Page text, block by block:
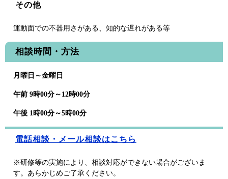
その他
運動面での不器用さがある、知的な遅れがある等
相談時間・方法
月曜日～金曜日
午前 9時00分～12時00分
午後 1時00分～5時00分
電話相談・メール相談はこちら
※研修等の実施により、相談対応ができない場合がございま
す。あらかじめご了承ください。